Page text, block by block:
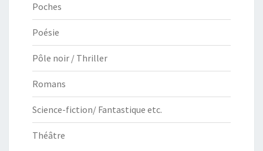
Poches
Poésie
Pôle noir / Thriller
Romans
Science-fiction/ Fantastique etc.
Théâtre